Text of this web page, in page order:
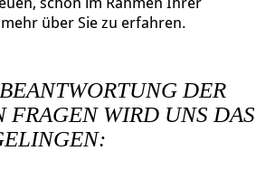
über Sie zu erfahren.
DER
FRAGEN WIRD UNS DAS